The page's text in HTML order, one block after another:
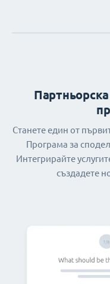
Станете един от
Програма за
Интегрирайте
създадете